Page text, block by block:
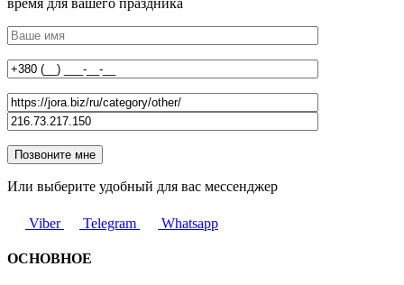
время для вашего праздника
Или выберите удобный для вас мессенджер
Viber Telegram Whatsapp
ОСНОВНОЕ